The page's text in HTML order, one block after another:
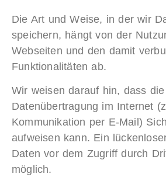
Die Art und Weise, in der wir
speichern, hängt von der
Webseiten und den damit
Funktionalitäten ab.
Wir weisen darauf hin, dass die
Datenübertragung im Internet
Kommunikation per E-Mail)
aufweisen kann. Ein
Daten vor dem Zugriff durch
möglich.